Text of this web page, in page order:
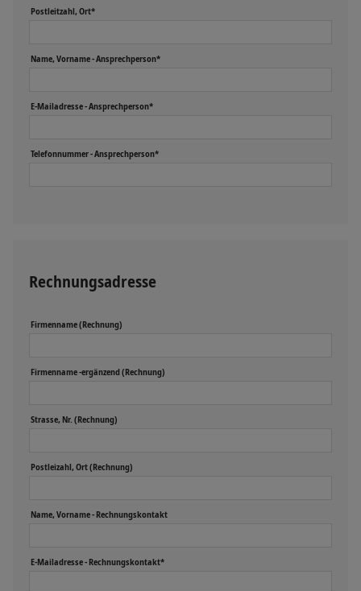
Postleitzahl, Ort*
Name, Vorname - Ansprechperson*
E-Mailadresse - Ansprechperson*
Telefonnummer - Ansprechperson*
Rechnungsadresse
Firmenname (Rechnung)
Firmenname -ergänzend (Rechnung)
Strasse, Nr. (Rechnung)
Postleizahl, Ort (Rechnung)
Name, Vorname - Rechnungskontakt
E-Mailadresse - Rechnungskontakt*